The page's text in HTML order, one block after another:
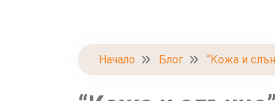
Начало Блог “Кожа и